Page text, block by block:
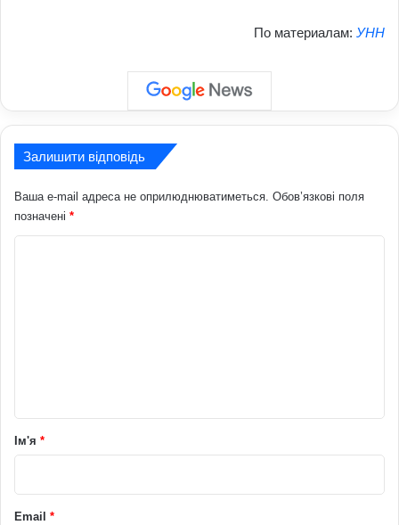
По материалам: УНН
Залишити відповідь
Ваша e-mail адреса не оприлюднюватиметься. Обов’язкові поля
позначені *
рІм'я *
Email *